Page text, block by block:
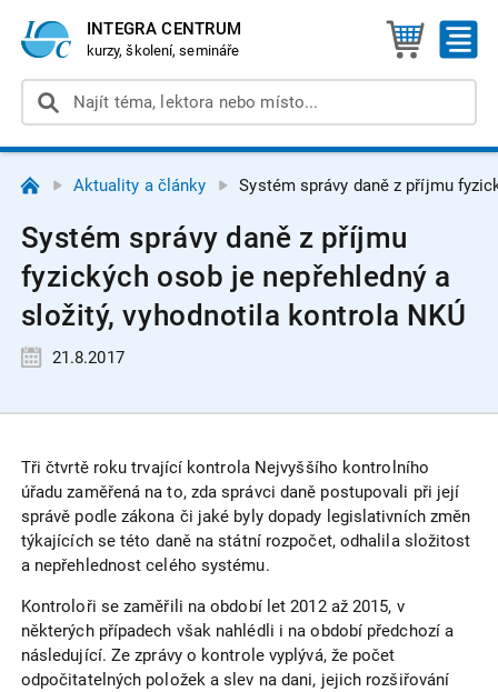
INTEGRA CENTRUM
kurzy, školení, semináře
Aktuality a články Systém správy daně z příjmu
Systém správy daně z příjmu
fyzických osob je nepřehledný a
složitý, vyhodnotila kontrola NKÚ
21.8.2017
Tři čtvrtě roku trvající kontrola Nejvyššího kontrolního
úřadu zaměřená na to, zda správci daně postupovali při její
správě podle zákona či jaké byly dopady legislativních změn
týkajících se této daně na státní rozpočet, odhalila složitost
a nepřehlednost celého systému.
Kontroloři se zaměřili na období let 2012 až 2015, v
některých případech však nahlédli i na období předchozí a
následující. Ze zprávy o kontrole vyplývá, že počet
odpočitatelných položek a slev na dani, jejich rozšiřování